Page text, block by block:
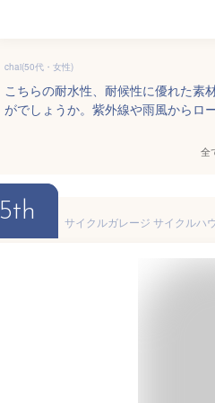
chai(50代・女性)
こちらの耐水性、耐候性に優れた素
がでしょうか。紫外線や雨風からロ
全
5th